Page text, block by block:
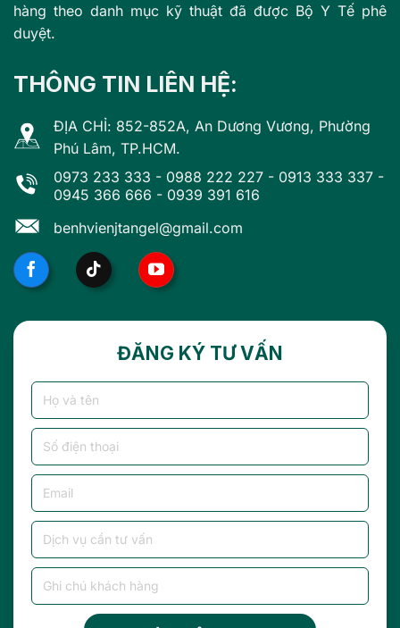
hàng theo danh mục kỹ thuật đã được Bộ Y Tế phê
duyệt.
THÔNG TIN LIÊN HỆ:
ĐỊA CHỈ: 852-852A, An Dương Vương, Phường
Phú Lâm, TP.HCM.
0973 233 333 - 0988 222 227 - 0913 333 337 -
0945 366 666 - 0939 391 616
benhvienjtangel@gmail.com
ĐĂNG KÝ TƯ VẤN